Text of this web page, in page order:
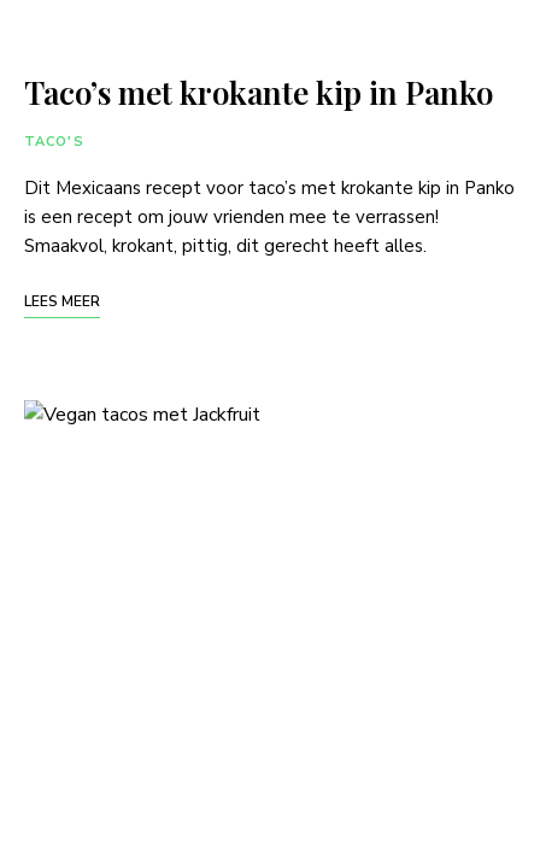
Taco’s met krokante kip in Panko
TACO'S
Dit Mexicaans recept voor taco’s met krokante kip in Panko
is een recept om jouw vrienden mee te verrassen!
Smaakvol, krokant, pittig, dit gerecht heeft alles.
LEES MEER